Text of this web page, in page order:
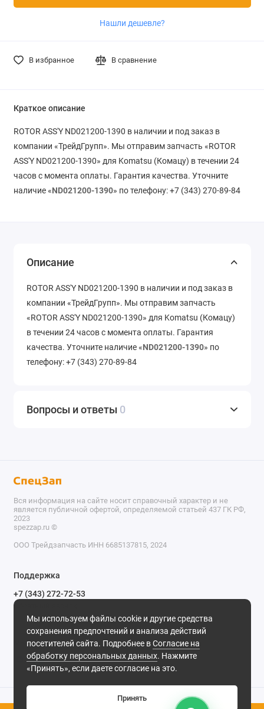
Нашли дешевле?
В избранное В сравнение
Краткое описание
ROTOR ASS'Y ND021200-1390 в наличии и под заказ в
компании «ТрейдГрупп». Мы отправим запчасть «ROTOR
ASS'Y ND021200-1390» для Komatsu (Комацу) в течении 24
часов с момента оплаты. Гарантия качества. Уточните
наличие «ND021200-1390» по телефону: +7 (343) 270-89-84
Описание
ROTOR ASS'Y ND021200-1390 в наличии и под заказ в
компании «ТрейдГрупп». Мы отправим запчасть
«ROTOR ASS'Y ND021200-1390» для Komatsu (Комацу)
в течении 24 часов с момента оплаты. Гарантия
качества. Уточните наличие «ND021200-1390» по
телефону: +7 (343) 270-89-84
Вопросы и ответы 0
Мы используем файлы cookie и другие средства
сохранения предпочтений и анализа действий
посетителей сайта. Подробнее вСогласие на
обработку персональных данных. Нажмите
«Принять», если даете согласие на это.
Принять
Вся информация на сайте носит справочный характер и не
является публичной офертой, определяемой статьей 437 ГК РФ,
2023
spezzap.ru ©️
ООО Трейдзапчасть ИНН 6685137815, 2024
Поддержка
+7 (343) 272-72-53
Обратный звонок
620030, г. Екатеринбург, ул. Карьерная, д. 14, оф. 14.
Мы в сети